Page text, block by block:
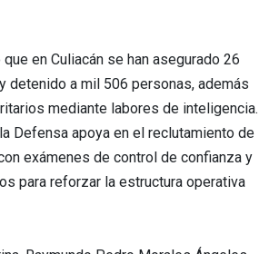
en Culiacán se han asegurado 26
detenido a mil 506 personas, además
mediante labores de inteligencia.
Defensa apoya en el reclutamiento de
exámenes de control de confianza y
para reforzar la estructura operativa